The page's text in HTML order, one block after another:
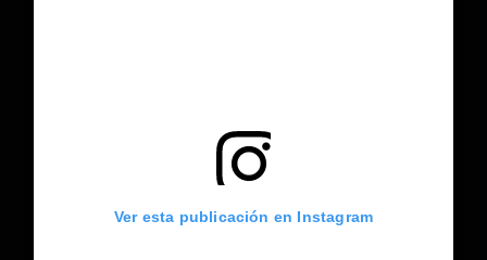
Ver esta publicación en Instagram